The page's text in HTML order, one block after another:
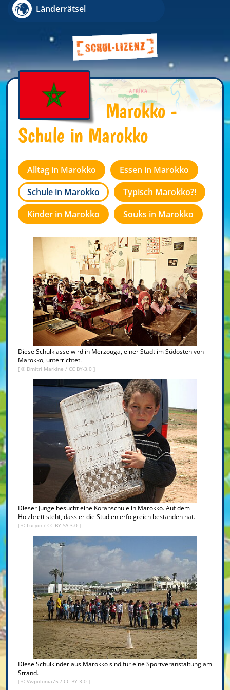
Länderrätsel
Marokko -
Schule in Marokko
Alltag in Marokko
Essen in Marokko
Schule in Marokko
Typisch Marokko?!
Kinder in Marokko
Souks in Marokko
Diese Schulklasse wird in Merzouga, einer Stadt im Südosten von
Marokko, unterrichtet.
[ © Dmitri Markine / CC BY-3.0 ]
Dieser Junge besucht eine Koranschule in Marokko. Auf dem
Holzbrett steht, dass er die Studien erfolgreich bestanden hat.
[ © Lucyin / CC BY-SA 3.0 ]
Diese Schulkinder aus Marokko sind für eine Sportveranstaltung am
Strand.
[ © Vwpolonia75 / CC BY 3.0 ]